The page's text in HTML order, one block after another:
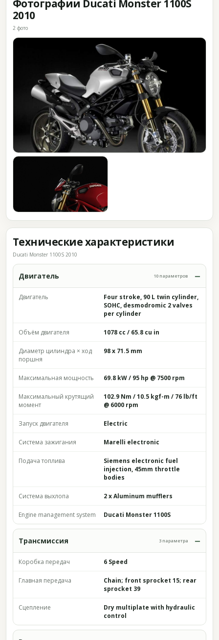
Фотографии Ducati Monster 1100S
2010
2 фото
Технические характеристики
Ducati Monster 1100S 2010
Двигатель 10 параметров
Двигатель
Four stroke, 90 L twin cylinder,
SOHC, desmodromic 2 valves
per cylinder
Объём двигателя 1078 cc / 65.8 cu in
Диаметр цилиндра × ход
поршня
98 x 71.5 mm
Максимальная мощность 69.8 kW / 95 hp @ 7500 rpm
Максимальный крутящий
момент
102.9 Nm / 10.5 kgf-m / 76 lb/ft
@ 6000 rpm
Запуск двигателя Electric
Система зажигания Marelli electronic
Подача топлива
Siemens electronic fuel
injection, 45mm throttle
bodies
Система выхлопа 2 x Aluminum mufflers
Engine management system Ducati Monster 1100S
Трансмиссия 3 параметра
Коробка передач 6 Speed
Главная передача
Chain; front sprocket 15; rear
sprocket 39
Сцепление
Dry multiplate with hydraulic
control